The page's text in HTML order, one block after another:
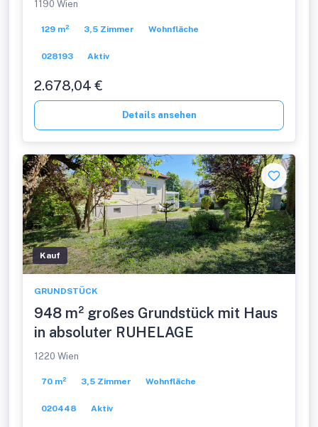
1190 Wien
129 m² 3,5 Zimmer Wohnfläche
028193 Aktiv
2.678,04 €
Details ansehen
Kauf
GRUNDSTÜCK
948 m² großes Grundstück mit Haus
in absoluter RUHELAGE
1220 Wien
70 m² 3,5 Zimmer Wohnfläche
020448 Aktiv